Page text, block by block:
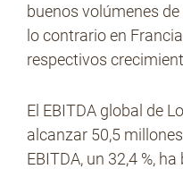
buenos volúmenes
lo contrario en
respectivos
El EBITDA global de
alcanzar 50,5
EBITDA, un 32,4 %,